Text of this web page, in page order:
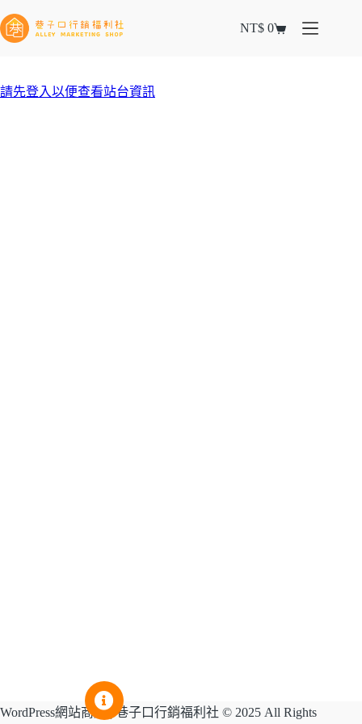
NT$ 0
WordPress網站商店 | 巷子口行銷福利社 © 2025 All Rights